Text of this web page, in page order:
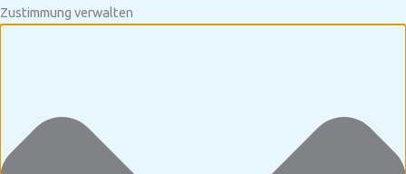
Zustimmung verwalten